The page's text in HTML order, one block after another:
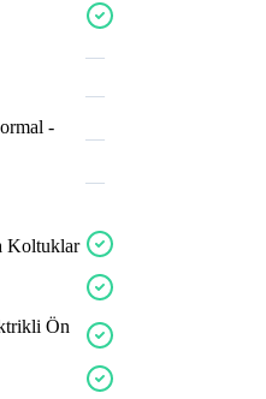
—
—
ruggx
-icevox
—
—
Koltuklar
Ön